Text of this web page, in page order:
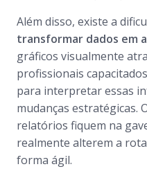
Além disso, existe a
transformar dados em
gráficos visualmente
profissionais
para interpretar essas
mudanças estratégicas.
relatórios fiquem na
realmente alterem a
forma ágil.